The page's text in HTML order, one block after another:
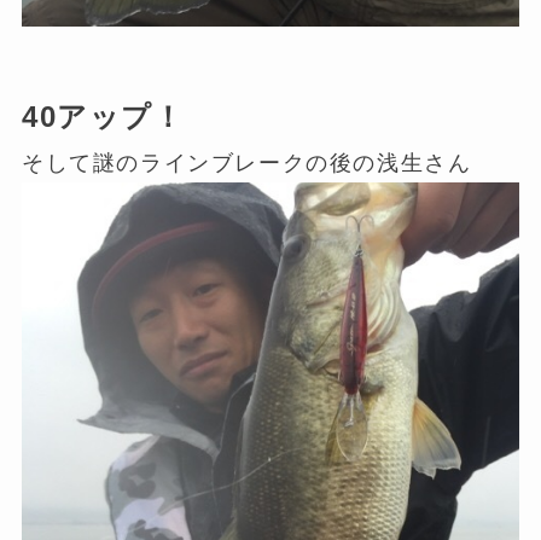
40アップ！
そして謎のラインブレークの後の浅生さん